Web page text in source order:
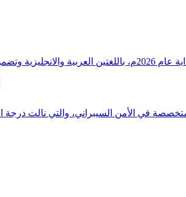
وافيًا لكافة أ
في الأمن السيبراني، والتي نالت